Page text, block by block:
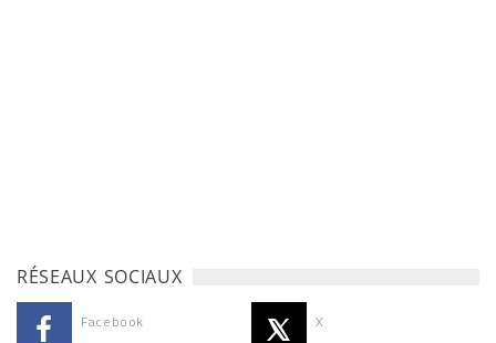
RÉSEAUX SOCIAUX
Facebook X